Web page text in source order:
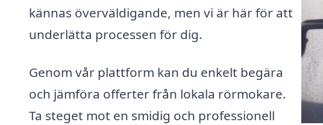
kännas överväldigande, men vi är här för att
underlätta processen för dig.
Genom vår plattform kan du enkelt begära
och jämföra offerter från lokala rörmokare.
Ta steget mot en smidig och professionell